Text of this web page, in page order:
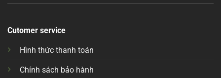
Cutomer service
Hình thức thanh toán
Chính sách bảo hành